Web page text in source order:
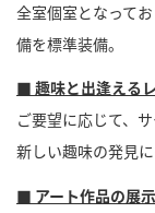
全室個室となって
備を標準装備。
■ 趣味と出逢える
ご要望に応じて、
新しい趣味の発見に
■ アート作品の展示